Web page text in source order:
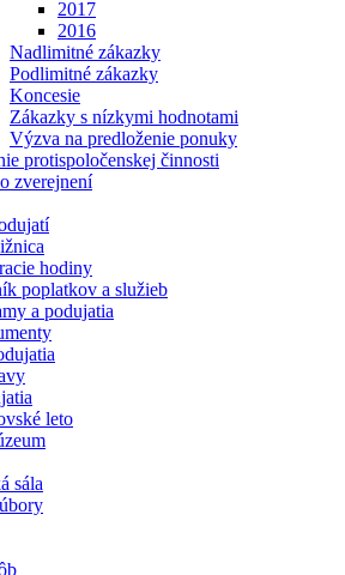
2017
2016
Nadlimitné zákazky
Podlimitné zákazky
Koncesie
Zákazky s nízkymi hodnotami
Výzva na predloženie ponuky
protispoločenskej činnosti
zverejnení
hodiny
poplatkov a služieb
a podujatia
leto
sála